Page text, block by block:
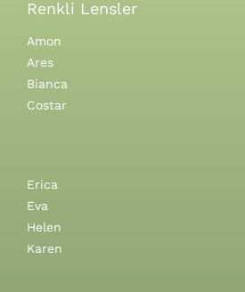
Renkli Lensler
Amon
Ares
Bianca
Costar
Erica
Eva
Helen
Karen